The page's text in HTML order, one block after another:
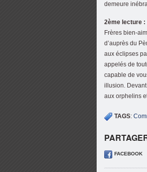
demeure
2ème lecture :
Frères bien-
d’auprès du
aux éclipses
appelés de
capable de
illusion.
aux orphelins
TAGS:
FACEBOOK